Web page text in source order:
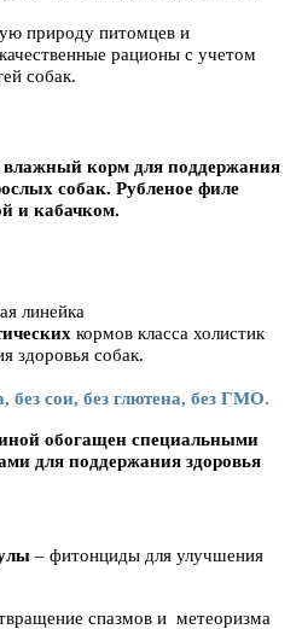
природу питомцев и
рационы с учетом
собак.
корм для поддержания
собак. Рубленое филе
и кабачком.
линейка
кормов класса холистик
здоровья собак.
без сои, без глютена, без ГМО.
обогащен специальными
для поддержания здоровья
– фитонциды для улучшения
спазмов и метеоризма